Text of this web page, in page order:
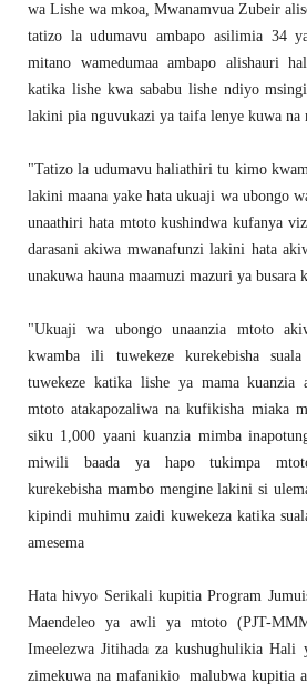
wa Lishe wa mkoa, Mwanamvua Zubeir
tatizo la udumavu ambapo asilimia 34
mitano wamedumaa ambapo alishauri
katika lishe kwa sababu lishe ndiyo
lakini pia nguvukazi ya taifa lenye kuwa na
"Tatizo la udumavu haliathiri tu kimo
lakini maana yake hata ukuaji wa ubongo
unaathiri hata mtoto kushindwa kufanya
darasani akiwa mwanafunzi lakini hata
unakuwa hauna maamuzi mazuri ya busara
"Ukuaji wa ubongo unaanzia mtoto
kwamba ili tuwekeze kurekebisha
tuwekeze katika lishe ya mama kuanzia
mtoto atakapozaliwa na kufikisha miaka
siku 1,000 yaani kuanzia mimba
miwili baada ya hapo tukimpa
kurekebisha mambo mengine lakini si
kipindi muhimu zaidi kuwekeza katika
amesema
Hata hivyo Serikali kupitia Program
Maendeleo ya awli ya mtoto (PJT-
Imeelezwa Jitihada za kushughulikia
zimekuwa na mafanikio malubwa kupitia